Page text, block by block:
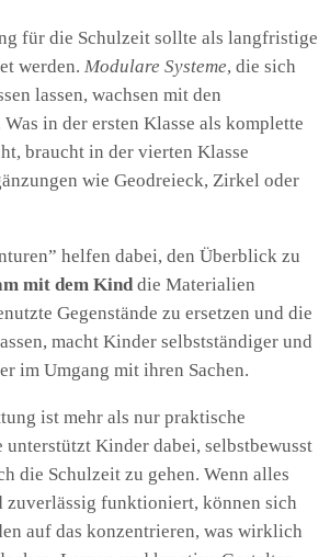
für die Schulzeit sollte als langfristige
werden. Modulare Systeme, die sich
lassen, wachsen mit den
in der ersten Klasse als komplette
braucht in der vierten Klasse
wie Geodreieck, Zirkel oder
helfen dabei, den Überblick zu
mit dem Kinddie Materialien
Gegenstände zu ersetzen und die
macht Kinder selbstständiger und
im Umgang mit ihren Sachen.
ist mehr als nur praktische
Kinder dabei, selbstbewusst
die Schulzeit zu gehen. Wenn alles
zuverlässig funktioniert, können sich
auf das konzentrieren, was wirklich